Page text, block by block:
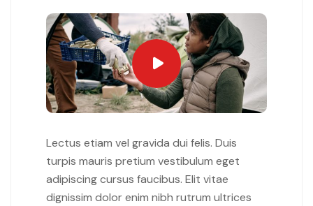
Lectus etiam vel gravida dui felis. Duis
turpis mauris pretium vestibulum eget
adipiscing cursus faucibus. Elit vitae
dignissim dolor enim nibh rutrum ultrices